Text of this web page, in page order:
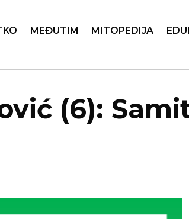
MEĐUTIM MITOPEDIJA
(6):